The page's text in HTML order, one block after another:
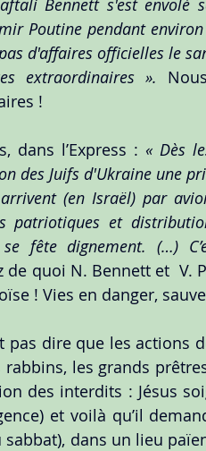
Bennett s'est envolé
Poutine pendant
d'affaires officielles le
extraordinaires ».
!
dans l’Express : « Dès
des Juifs d'Ukraine une
(en Israël) par
patriotiques et
fête dignement. (…)
de quoi N. Bennett et
! Vies en danger,
pas dire que les actions
les grands
des interdits : Jésus
et voilà qu’il
dans un lieu